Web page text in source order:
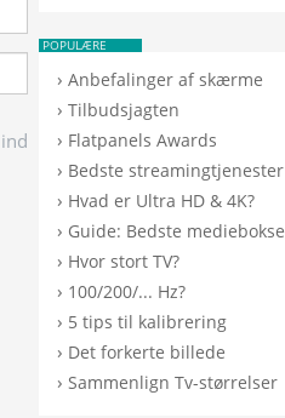
POPULÆRE
›Anbefalinger af skærme
›Tilbudsjagten
› Flatpanels Awards
› Bedste streamingtjenester
› Hvad er Ultra HD & 4K?
› Guide: Bedste mediebokse
› Hvor stort TV?
› 100/200/... Hz?
› 5 tips til kalibrering
› Det forkerte billede
›Sammenlign Tv-størrelser